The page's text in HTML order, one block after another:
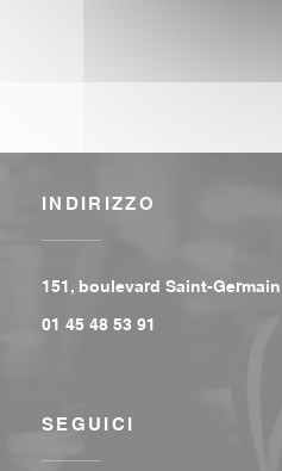
INDIRIZZO
151, boulevard Saint-
01 45 48 53 91
SEGUICI